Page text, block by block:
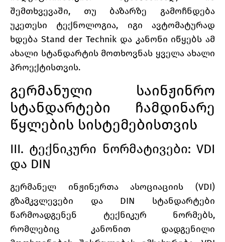
შემთხვევაში, თუ ბაზარზე გამოჩნდება
უკეთესი ტექნოლოგია, იგი ავტომატურად
ხდება Stand der Technik და კანონი იწყებს ამ
ახალი სტანდარტის მოთხოვნას ყველა ახალი
პროექტისთვის.
გერმანული საინჟინრო
სტანდარტები ჩამდინარე
წყლების სისტემებისთვის
III. ტექნიკური ნორმატივები: VDI
და DIN
გერმანელ ინჟინერთა ასოციაციის (VDI)
გზამკვლევები და DIN სტანდარტები
წარმოადგენენ ტექნიკურ ნორმებს,
რომლებიც კანონით დადგენილი